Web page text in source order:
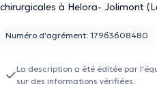
chirurgicales à Helora-
Numéro d'agrément: 17963608480
La description a été éditée par
sur des informations vérifiées.